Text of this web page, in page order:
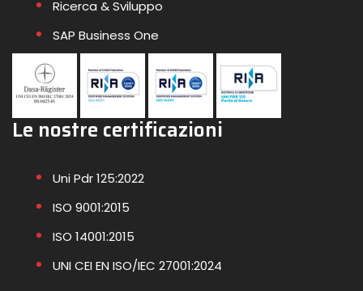
Ricerca & Sviluppo
SAP Business One
Le nostre certificazioni
Uni Pdr 125:2022
ISO 9001:2015
ISO 14001:2015
UNI CEI EN ISO/IEC 27001:2024